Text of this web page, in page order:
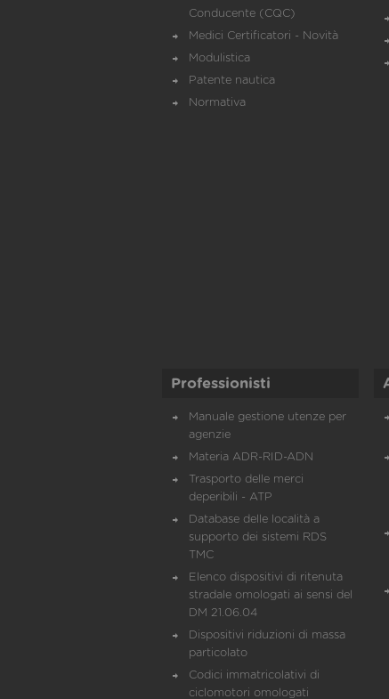
Conducente (CQC)
Medici Certificatori - Novità
Modulistica
Patente nautica
Normativa
Professionisti
Manuale gestione utenze per
agenzie
Materia ADR-RID-ADN
Trasporto delle merci
deperibili - ATP
Database delle località a
supporto dei sistemi RDS
TMC
Elenco dispositivi di ritenuta
stradale omologati ai sensi del
DM 21.06.04
Dispositivi riduzioni di massa
particolato
Codici immatricolativi di
ciclomotori omologati